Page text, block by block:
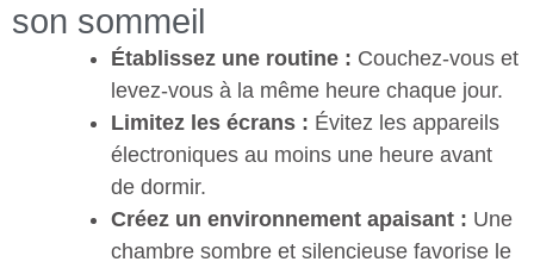
son sommeil
Établissez une routine : Couchez-vous et
levez-vous à la même heure chaque jour.
Limitez les écrans : Évitez les appareils
électroniques au moins une heure avant
de dormir.
Créez un environnement apaisant : Une
chambre sombre et silencieuse favorise le